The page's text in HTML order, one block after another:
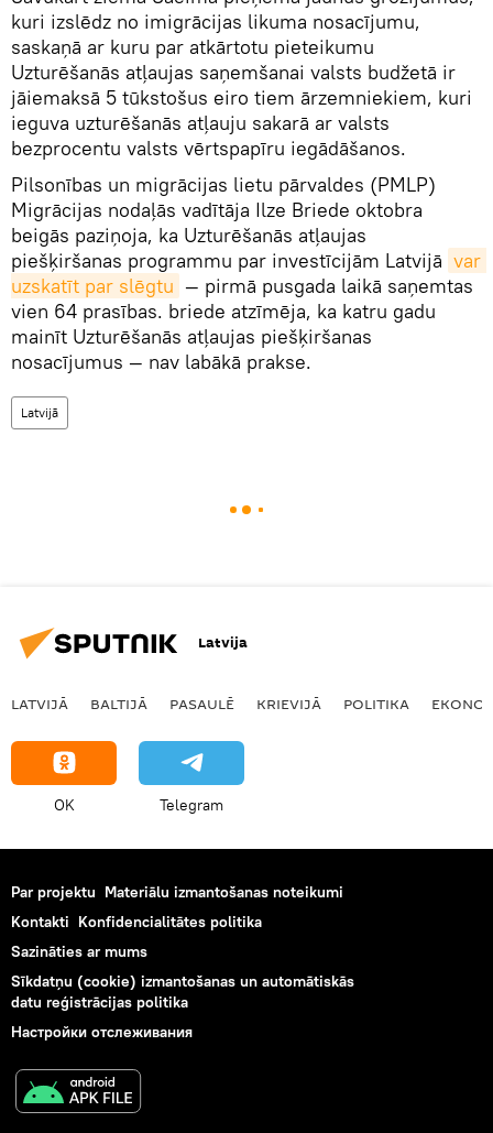
kuri izslēdz no imigrācijas likuma nosacījumu,
saskaņā ar kuru par atkārtotu pieteikumu
Uzturēšanās atļaujas saņemšanai valsts budžetā ir
jāiemaksā 5 tūkstošus eiro tiem ārzemniekiem, kuri
ieguva uzturēšanās atļauju sakarā ar valsts
bezprocentu valsts vērtspapīru iegādāšanos.
Pilsonības un migrācijas lietu pārvaldes (PMLP)
Migrācijas nodaļās vadītāja Ilze Briede oktobra
beigās paziņoja, ka Uzturēšanās atļaujas
piešķiršanas programmu par investīcijām Latvijā var
uzskatīt par slēgtu — pirmā pusgada laikā saņemtas
vien 64 prasības. briede atzīmēja, ka katru gadu
mainīt Uzturēšanās atļaujas piešķiršanas
nosacījumus — nav labākā prakse.
Latvijā
Latvija
LATVIJĀ BALTIJĀ PASAULĒ KRIEVIJĀ POLITIKA
OK Telegram
Par projektu Materiālu izmantošanas noteikumi
Kontakti Konfidencialitātes politika
Sazināties ar mums
Sīkdatņu (cookie) izmantošanas un automātiskās
datu reģistrācijas politika
Настройки отслеживания